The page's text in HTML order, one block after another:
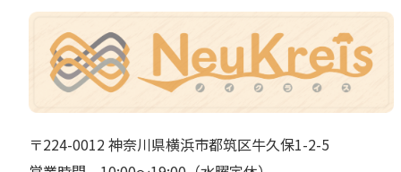
〒224-0012 神奈川県横浜市都筑区牛久保1-2-5